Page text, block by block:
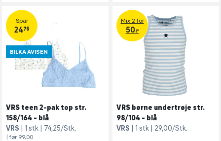
Spar
24,75
BILKA AVISEN
VRS teen 2-pak top str.
158/164 - blå
VRS
1 stk 74,25/Stk.
| før 99,00
Mix 2 for
50.-
VRS børne undertrøje str.
98/104 - blå
VRS
1 stk 29,00/Stk.